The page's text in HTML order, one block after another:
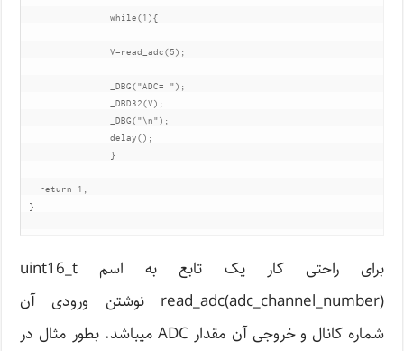
		while(1){
		V=read_adc(5);
		delay();
   return 1;
}
برای راحتی کار یک تابع به اسم uint16_t
read_adc(adc_channel_number) نوشتن ورودی آن
شماره کانال و خروجی آن مقدار ADC میباشد. بطور مثال در